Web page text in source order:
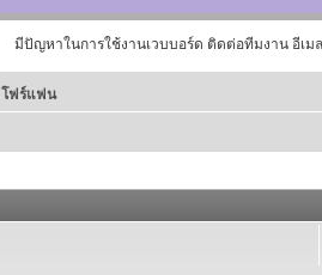
มีปัญหาในการใช้งานเวบบอร์ด ติดต่อทีมงาน อีเม
โฟร์แฟน